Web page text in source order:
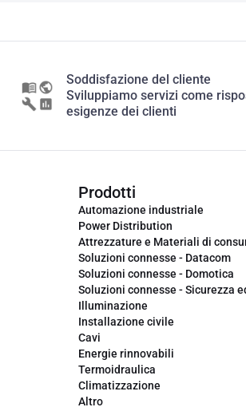
Soddisfazione del cliente
Sviluppiamo servizi come
esigenze dei clienti
Prodotti
Automazione industriale
Power Distribution
Attrezzature e Materiali di
Soluzioni connesse - Datacom
Soluzioni connesse - Domotica
Soluzioni connesse - Sicurezza
Illuminazione
Installazione civile
Cavi
Energie rinnovabili
Termoidraulica
Climatizzazione
Altro